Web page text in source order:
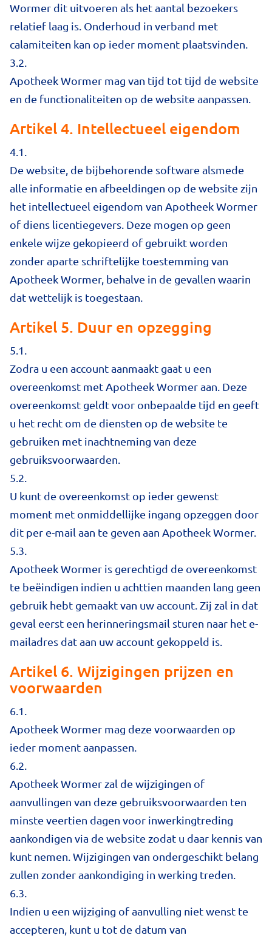
Wormer dit uitvoeren als het aantal bezoekers
relatief laag is. Onderhoud in verband met
calamiteiten kan op ieder moment plaatsvinden.
3.2.
Apotheek Wormer mag van tijd tot tijd de website
en de functionaliteiten op de website aanpassen.
Artikel 4. Intellectueel eigendom
4.1.
De website, de bijbehorende software alsmede
alle informatie en afbeeldingen op de website zijn
het intellectueel eigendom van Apotheek Wormer
of diens licentiegevers. Deze mogen op geen
enkele wijze gekopieerd of gebruikt worden
zonder aparte schriftelijke toestemming van
Apotheek Wormer, behalve in de gevallen waarin
dat wettelijk is toegestaan.
Artikel 5. Duur en opzegging
5.1.
Zodra u een account aanmaakt gaat u een
overeenkomst met Apotheek Wormer aan. Deze
overeenkomst geldt voor onbepaalde tijd en geeft
u het recht om de diensten op de website te
gebruiken met inachtneming van deze
gebruiksvoorwaarden.
5.2.
U kunt de overeenkomst op ieder gewenst
moment met onmiddellijke ingang opzeggen door
dit per e-mail aan te geven aan Apotheek Wormer.
5.3.
Apotheek Wormer is gerechtigd de overeenkomst
te beëindigen indien u achttien maanden lang geen
gebruik hebt gemaakt van uw account. Zij zal in dat
geval eerst een herinneringsmail sturen naar het e-
mailadres dat aan uw account gekoppeld is.
Artikel 6. Wijzigingen prijzen en
voorwaarden
6.1.
Apotheek Wormer mag deze voorwaarden op
ieder moment aanpassen.
6.2.
Apotheek Wormer zal de wijzigingen of
aanvullingen van deze gebruiksvoorwaarden ten
minste veertien dagen voor inwerkingtreding
aankondigen via de website zodat u daar kennis van
kunt nemen. Wijzigingen van ondergeschikt belang
zullen zonder aankondiging in werking treden.
6.3.
Indien u een wijziging of aanvulling niet wenst te
accepteren, kunt u tot de datum van